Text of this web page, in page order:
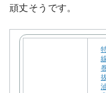
頑丈そうです。